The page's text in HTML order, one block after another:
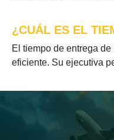
¿CUÁL ES EL
El tiempo de entrega
eficiente. Su ejecutiva